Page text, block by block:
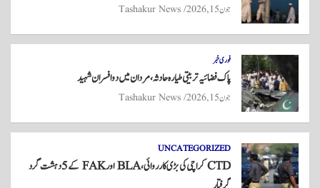
جون 15, 2026 Tashakur News
فوری خبر
پاک فضائیہ تربیتی طیارہ حادثہ، مردان میں دو افسران شہید
جون 15, 2026 Tashakur News
UNCATEGORIZED
CTD کراچی کی بڑی کارروائی، BLA اور FAK کے 5 دہشت گرد